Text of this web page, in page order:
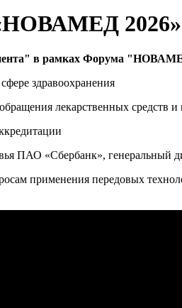
«НОВАМЕД 2026»
в рамках Форума
здравоохранения
лекарственных средств
ПАО «Сбербанк», генеральный
применения передовых